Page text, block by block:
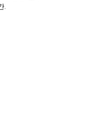
.